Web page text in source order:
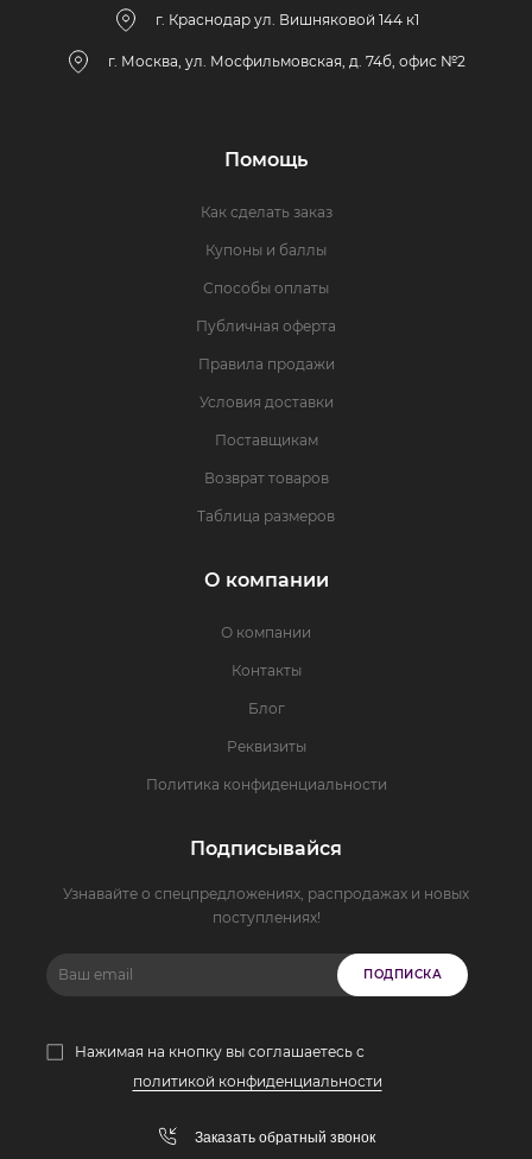
г. Краснодар ул. Вишняковой 144 к1
г. Москва, ул. Мосфильмовская, д. 74б, офис №2
Помощь
Как сделать заказ
Купоны и баллы
Способы оплаты
Публичная оферта
Правила продажи
Условия доставки
Поставщикам
Возврат товаров
Таблица размеров
О компании
О компании
Контакты
Блог
Реквизиты
Политика конфиденциальности
Подписывайся
Узнавайте о спецпредложениях, распродажах и новых
поступлениях!
ПОДПИСКА
Нажимая на кнопку вы соглашаетесь с
политикой конфиденциальности
Заказать обратный звонок